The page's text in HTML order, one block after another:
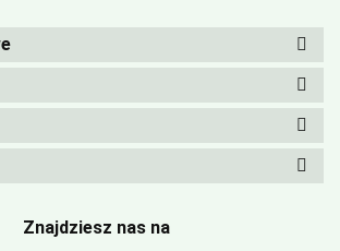
Znajdziesz nas na